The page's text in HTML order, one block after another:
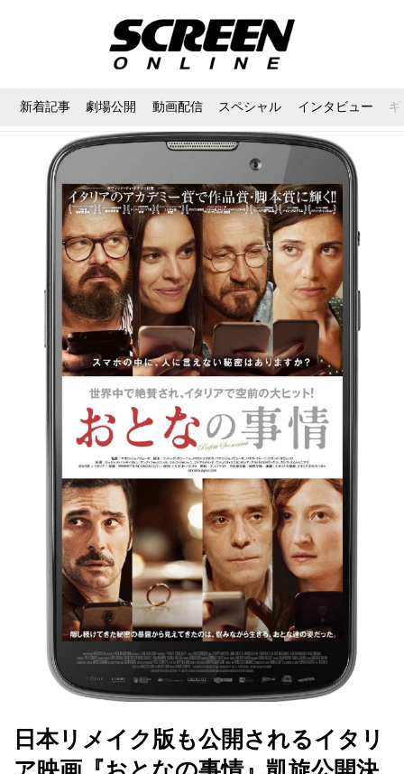
新着記事 劇場公開 動画配信 スペシャル インタビュー
日本リメイク版も公開されるイタリ